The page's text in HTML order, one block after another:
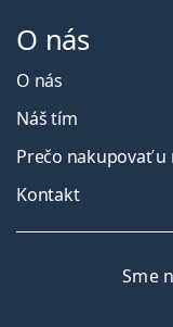
O nás
O nás
Náš tím
Prečo nakupovať u
Kontakt
Sme